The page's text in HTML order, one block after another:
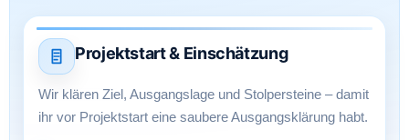
Projektstart & Einschätzung
Wir klären Ziel, Ausgangslage und Stolpersteine – damit
ihr vor Projektstart eine saubere Ausgangsklärung habt.